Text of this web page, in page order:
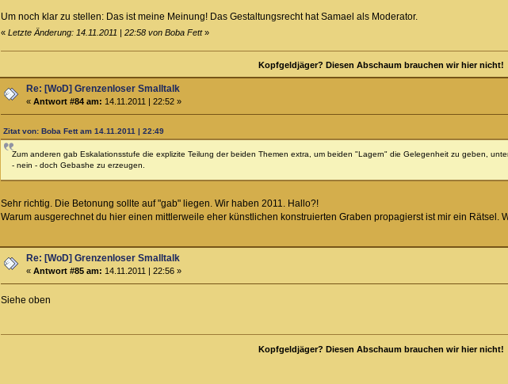
Um noch klar zu stellen: Das ist meine Meinung! Das Gestaltungsrecht hat Samael als Moderator.
« Letzte Änderung: 14.11.2011 | 22:58 von Boba Fett»
Kopfgeldjäger? Diesen Abschaum brauchen wir hier nicht!
Re: [WoD] Grenzenloser Smalltalk
«Antwort #84 am: 14.11.2011 | 22:52 »
Zitat von: Boba Fett am 14.11.2011 | 22:49
Zum anderen gab Eskalationsstufe die explizite Teilung der beiden Themen extra, um beiden "Lagern" die Gelegenheit zu geben,
- nein - doch Gebashe zu erzeugen.
Sehr richtig. Die Betonung sollte auf "gab" liegen. Wir haben 2011. Hallo?!
Warum ausgerechnet du hier einen mittlerweile eher künstlichen konstruierten Graben propagierst ist mir ein Rätsel.
Re: [WoD] Grenzenloser Smalltalk
«Antwort #85 am: 14.11.2011 | 22:56 »
Siehe oben
Kopfgeldjäger? Diesen Abschaum brauchen wir hier nicht!